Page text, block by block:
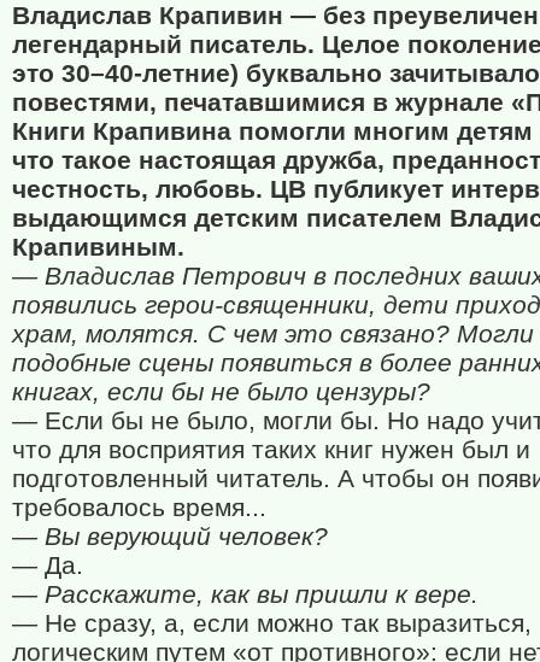
Владислав Крапивин — без
легендарный писатель. Целое
это 30–40-летние) буквально
повестями, печатавшимися в журнале
Книги Крапивина помогли многим детям
что такое настоящая дружба,
честность, любовь. ЦВ публикует
выдающимся детским писателем
Крапивиным.
— Владислав Петрович в последних
появились герои-священники, дети
храм, молятся. С чем это связано?
подобные сцены появиться в более
книгах, если бы не было цензуры?
— Если бы не было, могли бы. Но надо
что для восприятия таких книг нужен был и
подготовленный читатель. А чтобы он
требовалось время...
— Вы верующий человек?
— Да.
— Расскажите, как вы пришли к вере.
— Не сразу, а, если можно так выразиться,
логическим путем «от противного»: если